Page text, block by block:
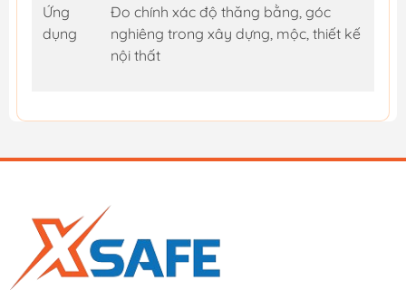
Ứng
dụng
Đo chính xác độ thăng bằng, góc
nghiêng trong xây dựng, mộc, thiết kế
nội thất